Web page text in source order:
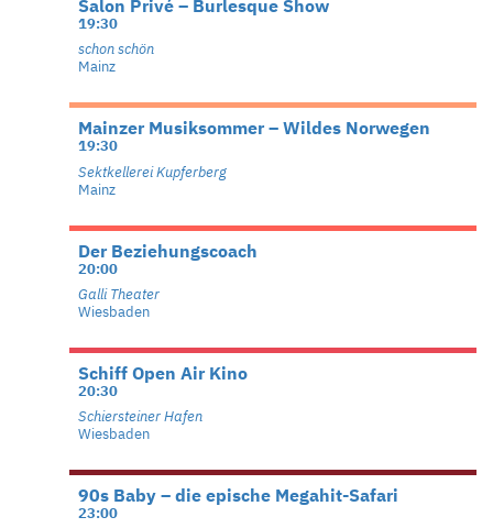
Salon Privé – Burlesque Show
19:30
schon schön
Mainz
Mainzer Musiksommer – Wildes Norwegen
19:30
Sektkellerei Kupferberg
Mainz
Der Beziehungscoach
20:00
Galli Theater
Wiesbaden
Schiff Open Air Kino
20:30
Schiersteiner Hafen
Wiesbaden
90s Baby – die epische Megahit-Safari
23:00